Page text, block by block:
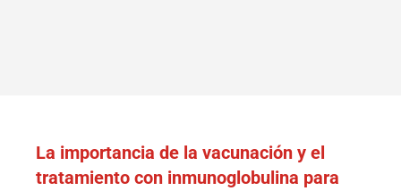
La importancia de la vacunación y el
tratamiento con inmunoglobulina para